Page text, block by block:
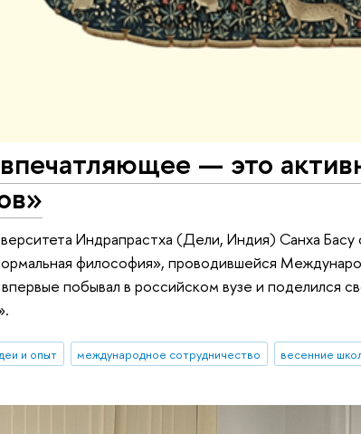
— это
Индрапрастха (Дели, Индия) Санха
философия», проводившейся
побывал в российском вузе и поделился
и опыт международное сотрудничество весенние